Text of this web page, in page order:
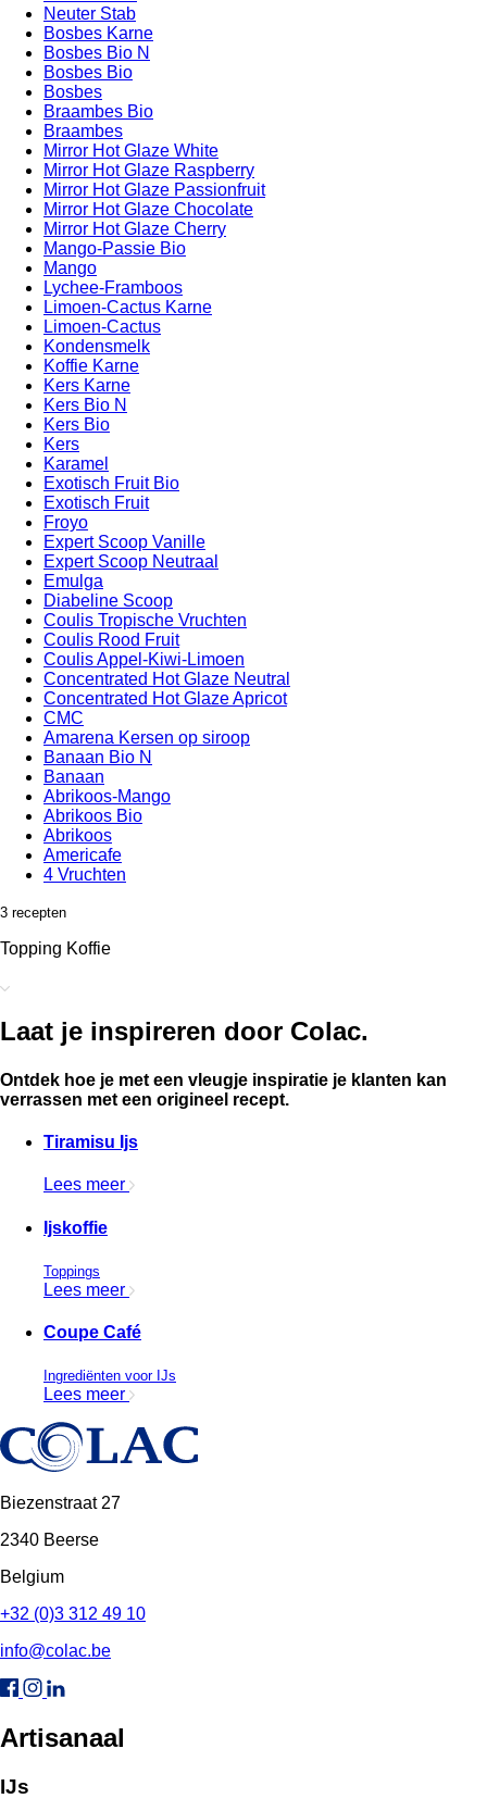
Neuter Stab
Bosbes Karne
Bosbes Bio N
Bosbes Bio
Bosbes
Braambes Bio
Braambes
Mirror Hot Glaze White
Mirror Hot Glaze Raspberry
Mirror Hot Glaze Passionfruit
Mirror Hot Glaze Chocolate
Mirror Hot Glaze Cherry
Mango-Passie Bio
Mango
Lychee-Framboos
Limoen-Cactus Karne
Limoen-Cactus
Kondensmelk
Koffie Karne
Kers Karne
Kers Bio N
Kers Bio
Kers
Karamel
Exotisch Fruit Bio
Exotisch Fruit
Froyo
Expert Scoop Vanille
Expert Scoop Neutraal
Emulga
Diabeline Scoop
Coulis Tropische Vruchten
Coulis Rood Fruit
Coulis Appel-Kiwi-Limoen
Concentrated Hot Glaze Neutral
Concentrated Hot Glaze Apricot
CMC
Amarena Kersen op siroop
Banaan Bio N
Banaan
Abrikoos-Mango
Abrikoos Bio
Abrikoos
Americafe
4 Vruchten
3 recepten
Topping Koffie
Laat je inspireren door Colac.
Ontdek hoe je met een vleugje inspiratie je klanten kan
verrassen met een origineel recept.
Tiramisu Ijs
Lees meer
Ijskoffie
Toppings
Lees meer
Coupe Café
Ingrediënten voor IJs
Lees meer
Biezenstraat 27
2340 Beerse
Belgium
+32 (0)3 312 49 10
info@colac.be
Artisanaal
IJs